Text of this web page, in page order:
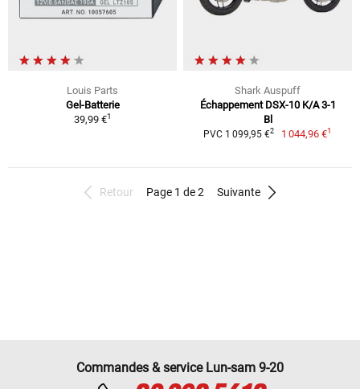
Louis Parts
Gel-Batterie
39,99 €1
Shark Auspuff
Échappement DSX-10 K/A 3-1
Bl
PVC 1 099,95 €2 1 044,96 €1
Retour Page 1 de 2 Suivante
Commandes & service Lun-sam 9-20